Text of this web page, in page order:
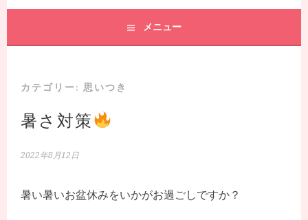
キ
プ
メニュー
カテゴリー: 思いつき
暑さ対策
2022年8月12日
暑い暑いお盆休みをいかがお過ごしですか？